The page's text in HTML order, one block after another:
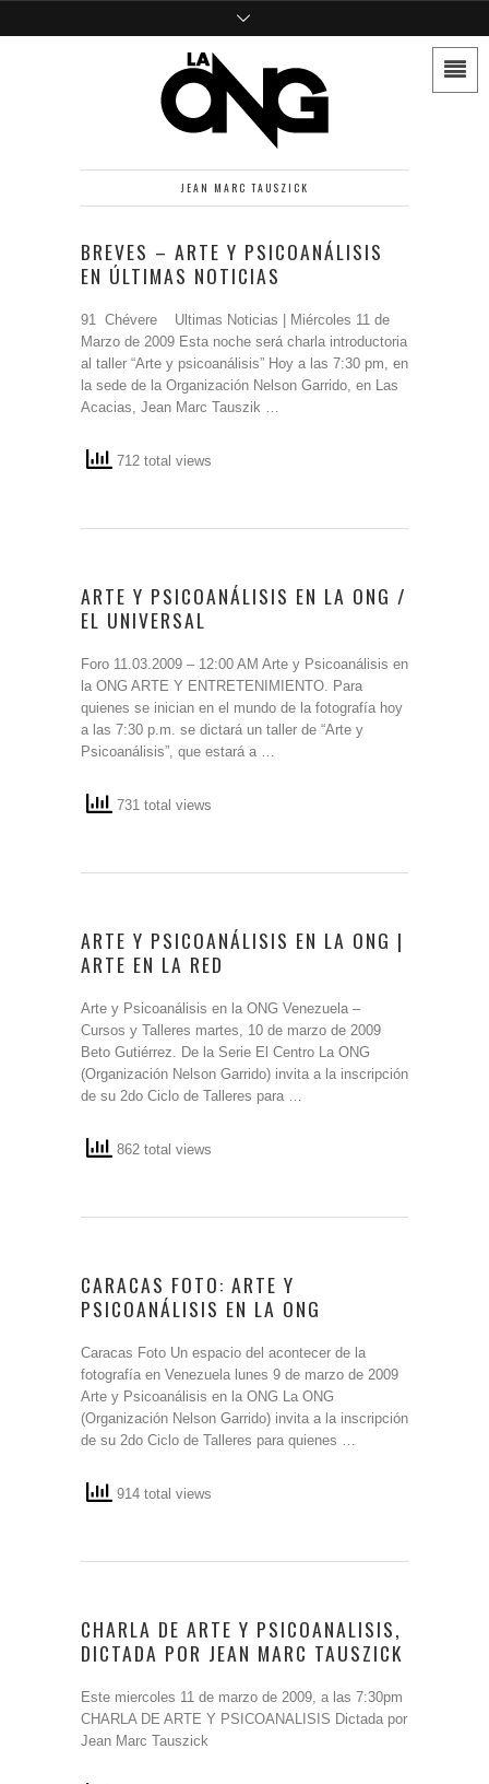
JEAN MARC TAUSZICK
BREVES – ARTE Y PSICOANÁLISIS
EN ÚLTIMAS NOTICIAS
91 Chévere Ultimas Noticias | Miércoles 11 de
Marzo de 2009 Esta noche será charla introductoria
al taller “Arte y psicoanálisis” Hoy a las 7:30 pm, en
la sede de la Organización Nelson Garrido, en Las
Acacias, Jean Marc Tauszik …
712 total views
ARTE Y PSICOANÁLISIS EN LA ONG /
EL UNIVERSAL
Foro 11.03.2009 – 12:00 AM Arte y Psicoanálisis en
la ONG ARTE Y ENTRETENIMIENTO. Para
quienes se inician en el mundo de la fotografía hoy
a las 7:30 p.m. se dictará un taller de “Arte y
Psicoanálisis”, que estará a …
731 total views
ARTE Y PSICOANÁLISIS EN LA ONG |
ARTE EN LA RED
Arte y Psicoanálisis en la ONG Venezuela –
Cursos y Talleres martes, 10 de marzo de 2009
Beto Gutiérrez. De la Serie El Centro La ONG
(Organización Nelson Garrido) invita a la inscripción
de su 2do Ciclo de Talleres para …
862 total views
CARACAS FOTO: ARTE Y
PSICOANÁLISIS EN LA ONG
Caracas Foto Un espacio del acontecer de la
fotografía en Venezuela lunes 9 de marzo de 2009
Arte y Psicoanálisis en la ONG La ONG
(Organización Nelson Garrido) invita a la inscripción
de su 2do Ciclo de Talleres para quienes …
914 total views
CHARLA DE ARTE Y PSICOANALISIS,
DICTADA POR JEAN MARC TAUSZICK
Este miercoles 11 de marzo de 2009, a las 7:30pm
CHARLA DE ARTE Y PSICOANALISIS Dictada por
Jean Marc Tauszick